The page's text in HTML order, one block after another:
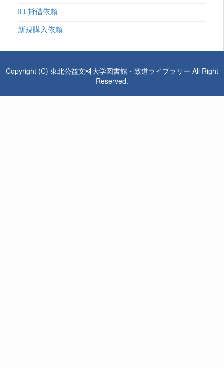
ILL貸借依頼
新規購入依頼
Copyright (C) 東北公益文科大学図書館・致道ライブラリー All Right
Reserved.